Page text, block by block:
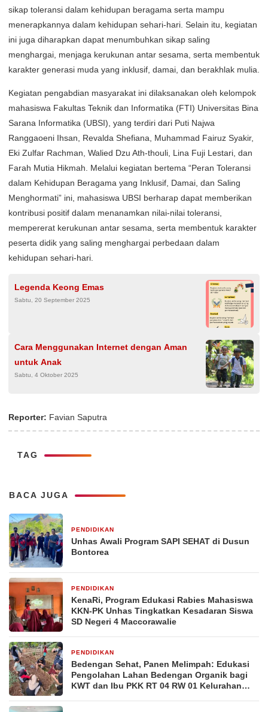
sikap toleransi dalam kehidupan beragama serta mampu
menerapkannya dalam kehidupan sehari-hari. Selain itu, kegiatan
ini juga diharapkan dapat menumbuhkan sikap saling
menghargai, menjaga kerukunan antar sesama, serta membentuk
karakter generasi muda yang inklusif, damai, dan berakhlak mulia.
Kegiatan pengabdian masyarakat ini dilaksanakan oleh kelompok
mahasiswa Fakultas Teknik dan Informatika (FTI) Universitas Bina
Sarana Informatika (UBSI), yang terdiri dari Puti Najwa
Ranggaoeni Ihsan, Revalda Shefiana, Muhammad Fairuz Syakir,
Eki Zulfar Rachman, Walied Dzu Ath-thouli, Lina Fuji Lestari, dan
Farah Mutia Hikmah. Melalui kegiatan bertema “Peran Toleransi
dalam Kehidupan Beragama yang Inklusif, Damai, dan Saling
Menghormati” ini, mahasiswa UBSI berharap dapat memberikan
kontribusi positif dalam menanamkan nilai-nilai toleransi,
mempererat kerukunan antar sesama, serta membentuk karakter
peserta didik yang saling menghargai perbedaan dalam
kehidupan sehari-hari.
Legenda Keong Emas
Sabtu, 20 September 2025
Cara Menggunakan Internet dengan Aman
untuk Anak
Sabtu, 4 Oktober 2025
Reporter: Favian Saputra
TAG
BACA JUGA
PENDIDIKAN
Unhas Awali Program SAPI SEHAT di Dusun
Bontorea
PENDIDIKAN
KenaRi, Program Edukasi Rabies Mahasiswa
KKN-PK Unhas Tingkatkan Kesadaran Siswa
SD Negeri 4 Maccorawalie
PENDIDIKAN
Bedengan Sehat, Panen Melimpah: Edukasi
Pengolahan Lahan Bedengan Organik bagi
KWT dan Ibu PKK RT 04 RW 01 Kelurahan